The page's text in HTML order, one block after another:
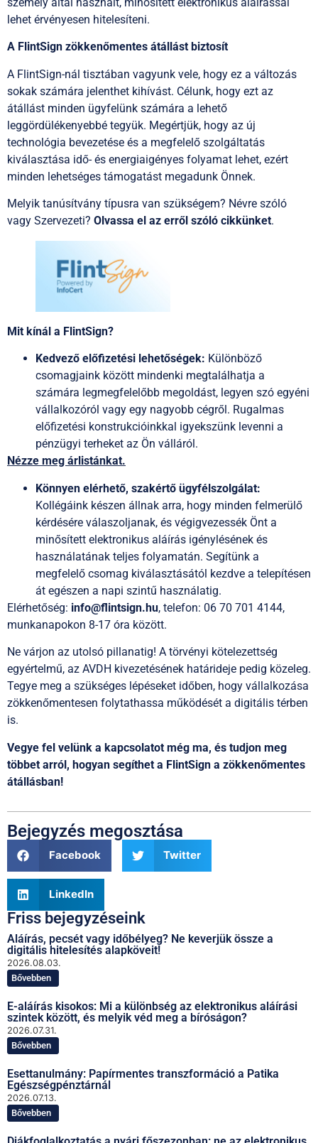
lehet érvényesen hitelesíteni.
A FlintSign zökkenőmentes átállást biztosít
A FlintSign-nál tisztában vagyunk vele, hogy ez a változás
sokak számára jelenthet kihívást. Célunk, hogy ezt az
átállást minden ügyfelünk számára a lehető
leggördülékenyebbé tegyük. Megértjük, hogy az új
technológia bevezetése és a megfelelő szolgáltatás
kiválasztása idő- és energiaigényes folyamat lehet, ezért
minden lehetséges támogatást megadunk Önnek.
Melyik tanúsítvány típusra van szükségem? Névre szóló
vagy Szervezeti? Olvassa el az erről szóló cikkünket.
Mit kínál a FlintSign?
Kedvező előfizetési lehetőségek: Különböző
csomagjaink között mindenki megtalálhatja a
számára legmegfelelőbb megoldást, legyen szó egyéni
vállalkozóról vagy egy nagyobb cégről. Rugalmas
előfizetési konstrukcióinkkal igyekszünk levenni a
pénzügyi terheket az Ön válláról.
Nézze meg árlistánkat.
Könnyen elérhető, szakértő ügyfélszolgálat:
Kollégáink készen állnak arra, hogy minden felmerülő
kérdésére válaszoljanak, és végigvezessék Önt a
minősített elektronikus aláírás igénylésének és
használatának teljes folyamatán. Segítünk a
megfelelő csomag kiválasztásától kezdve a telepítésen
át egészen a napi szintű használatig.
Elérhetőség: info@flintsign.hu, telefon: 06 70 701 4144,
munkanapokon 8-17 óra között.
Ne várjon az utolsó pillanatig! A törvényi kötelezettség
egyértelmű, az AVDH kivezetésének határideje pedig közeleg.
Tegye meg a szükséges lépéseket időben, hogy vállalkozása
zökkenőmentesen folytathassa működését a digitális térben
is.
Vegye fel velünk a kapcsolatot még ma, és tudjon meg
többet arról, hogyan segíthet a FlintSign a zökkenőmentes
átállásban!
Bejegyzés megosztása
Facebook Twitter
LinkedIn
Friss bejegyzéseink
Aláírás, pecsét vagy időbélyeg? Ne keverjük össze a
digitális hitelesítés alapköveit!
2026.08.03.
Bővebben
E-aláírás kisokos: Mi a különbség az elektronikus aláírási
szintek között, és melyik véd meg a bíróságon?
2026.07.31.
Bővebben
Esettanulmány: Papírmentes transzformáció a Patika
Egészségpénztárnál
2026.07.13.
Bővebben